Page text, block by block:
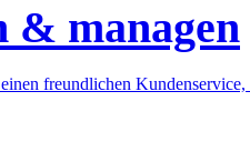
& managen
freundlichen